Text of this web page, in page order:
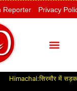
Reporter Privacy
में सड़क विकास